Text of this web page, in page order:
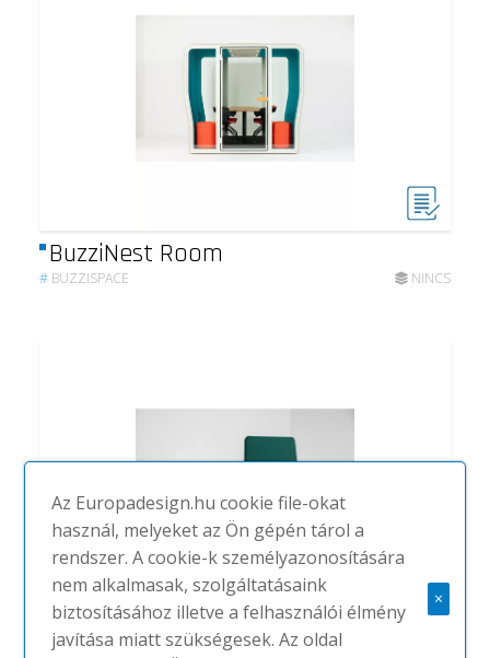
BuzziNest Room
# BUZZISPACE NINCS
BuzziReDesk
Az Europadesign.hu cookie file-okat
használ, melyeket az Ön gépén tárol a
rendszer. A cookie-k személyazonosítására
nem alkalmasak, szolgáltatásaink
biztosításához illetve a felhasználói élmény
javítása miatt szükségesek. Az oldal
×